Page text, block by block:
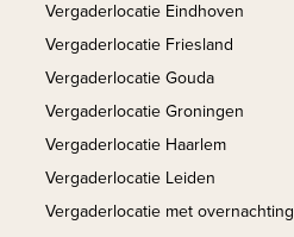
Vergaderlocatie Eindhoven
Vergaderlocatie Friesland
Vergaderlocatie Gouda
Vergaderlocatie Groningen
Vergaderlocatie Haarlem
Vergaderlocatie Leiden
Vergaderlocatie met overnachting